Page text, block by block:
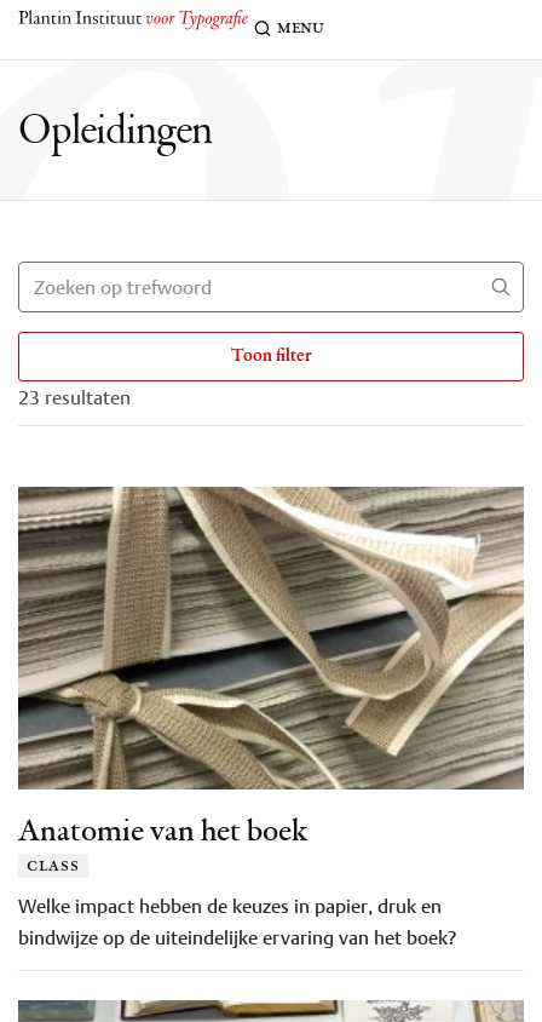
menu
Opleidingen
Toon filter
23 resultaten
Anatomie van het boek
class
Welke impact hebben de keuzes in papier, druk en
bindwijze op de uiteindelijke ervaring van het boek?